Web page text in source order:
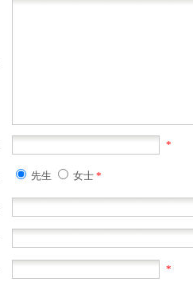
*
先生 女士 *
*